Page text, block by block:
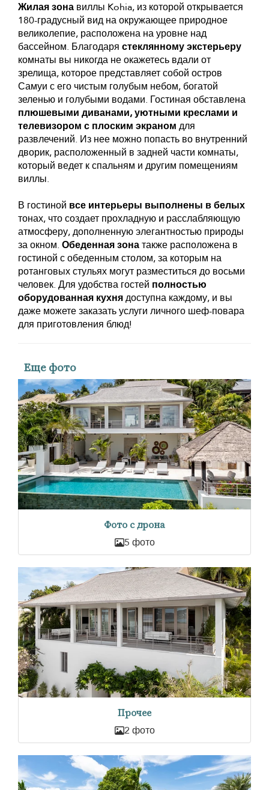
Жилая зона виллы Kohia, из которой открывается
180-градусный вид на окружающее природное
великолепие, расположена на уровне над
бассейном. Благодаря стеклянному экстерьеру
комнаты вы никогда не окажетесь вдали от
зрелища, которое представляет собой остров
Самуи с его чистым голубым небом, богатой
зеленью и голубыми водами. Гостиная обставлена
плюшевыми диванами, уютными креслами и
телевизором с плоским экраном для
развлечений. Из нее можно попасть во внутренний
дворик, расположенный в задней части комнаты,
который ведет к спальням и другим помещениям
виллы.
В гостиной все интерьеры выполнены в белых
тонах, что создает прохладную и расслабляющую
атмосферу, дополненную элегантностью природы
за окном. Обеденная зонатакже расположена в
гостиной с обеденным столом, за которым на
ротанговых стульях могут разместиться до восьми
человек. Для удобства гостей полностью
оборудованная кухнядоступна каждому, и вы
даже можете заказать услуги личного шеф-повара
для приготовления блюд!
Еще фото
Фото с дрона
5 фото
Прочее
2 фото